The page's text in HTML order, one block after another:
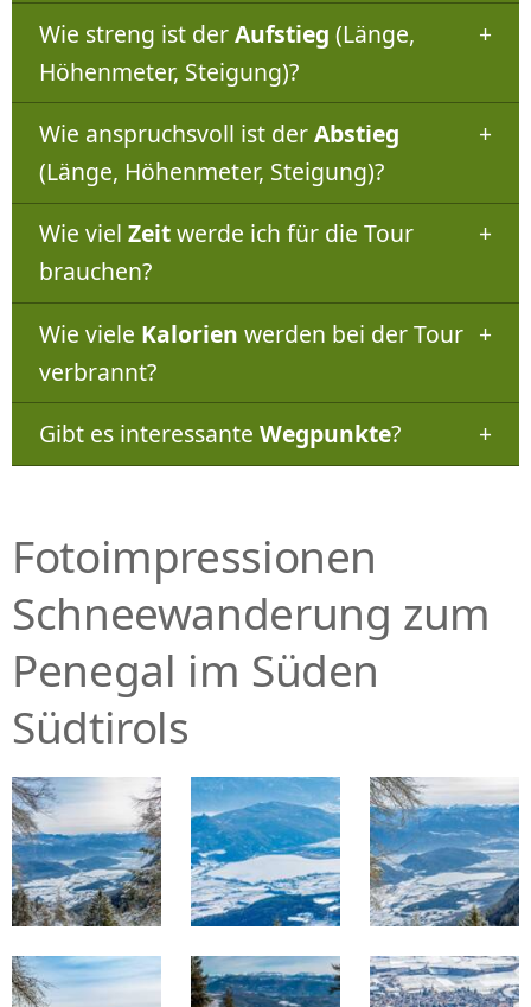
Wie streng ist derAufstieg (Länge,
Höhenmeter, Steigung)?
Wie anspruchsvoll ist derAbstieg
(Länge, Höhenmeter, Steigung)?
Wie viel Zeitwerde ich für die Tour
brauchen?
Wie viele Kalorien werden bei der Tour
verbrannt?
Gibt es interessante Wegpunkte?
Fotoimpressionen
Schneewanderung zum
Penegal im Süden
Südtirols